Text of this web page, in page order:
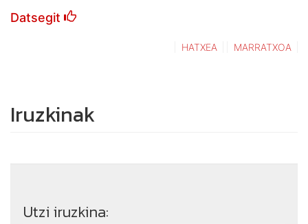
Datsegit
HATXEA MARRATXOA
Iruzkinak
Utzi iruzkina: